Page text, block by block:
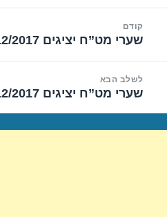
קודם
הפוסט
שערי מט”ח יציגים 11/12/2017
לשלב הבא
הפוסט
שערי מט”ח יציגים 13/12/2017